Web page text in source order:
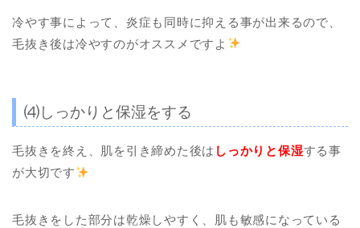
冷やす事によって、炎症も同時に抑える事が出来るので、
毛抜き後は冷やすのがオススメですよ
⑷しっかりと保湿をする
毛抜きを終え、肌を引き締めた後は しっかりと保湿する事
が大切です
毛抜きをした部分は乾燥しやすく、肌も敏感になっている